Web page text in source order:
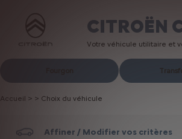
CITROËN
Votre véhicule utilitaire et
Accueil > > Choix du véhicule
Affiner / Modifier vos critères